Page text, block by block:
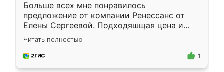
Больше всех мне понравилось
предложение от компании Ренессанс от
Елены Сергеевой. Подходяшщая цена и
короткие сроки изготовления. Приехавший
для замера сотрудник Владислав
предложил по моему эскизу самый
Читать полностью
1